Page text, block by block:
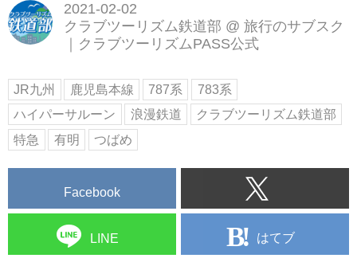
2021-02-02
クラブツーリズム鉄道部 @ 旅行のサブスク
｜クラブツーリズムPASS公式
JR九州 鹿児島本線 787系
783系
ハイパーサルーン
浪漫鉄道
クラブツーリズム鉄道部
特急
有明 つばめ
Facebook
LINE はてブ